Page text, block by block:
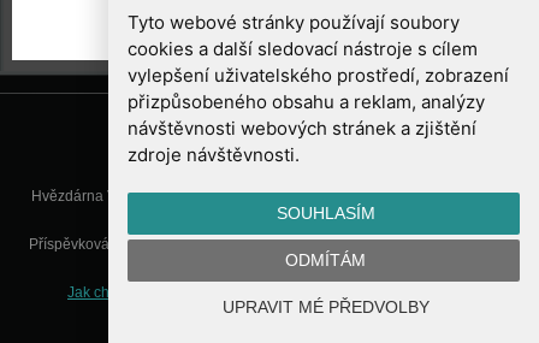
Tyto webové stránky používají soubory
cookies a další sledovací nástroje s cílem
vylepšení uživatelského prostředí, zobrazení
přizpůsobeného obsahu a reklam, analýzy
návštěvnosti webových stránek a zjištění
zdroje návštěvnosti.
SOUHLASÍM
ODMÍTÁM
UPRAVIT MÉ PŘEDVOLBY
Hvězdárna Valašské Meziříčí, příspěvková organizace, Vsetínská 78, 757
01 Valašské Meziříčí
Příspěvková organizace Zlínského kraje. Telefon:571 611 928, Mobil:777
info@astrovm.cz
Jak chráníme Vaše osobní údaje
WebConsult.cz